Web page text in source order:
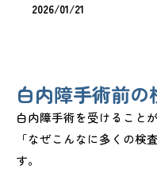
2026/01/21
白内障手術前
白内障手術を受けること
「なぜこんなに多くの検
す。